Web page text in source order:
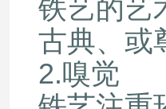
铁艺的艺
古典、或
2.嗅觉